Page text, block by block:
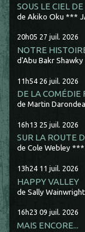
SOUS LE CIEL
de Akiko Oku ***
20h05 27 juil. 2026
NOTRE
d'Abu Bakr Shawky
11h54 26 juil. 2026
DE LA COMÉDIE
de Martin
16h13 25 juil. 2026
SUR LA ROUTE
de Cole Webley ***
13h24 11 juil. 2026
HAPPY VALLEY
de Sally
16h23 09 juil. 2026
MAIS ENCORE...